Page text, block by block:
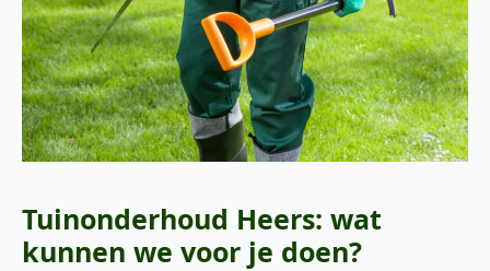
Tuinonderhoud Heers: wat
kunnen we voor je doen?